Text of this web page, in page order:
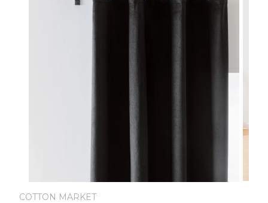
COTTON MARKET